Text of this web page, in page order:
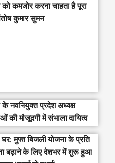
कमजोर करना चाहता है पूरा
कुमार सुमन
के नवनियुक्त प्रदेश अध्यक्ष
की मौजूदगी में संभाला दायित्व
घर: मुफ्त बिजली योजना के प्रति
बढ़ाने के लिए देशभर में शुरू हुआ